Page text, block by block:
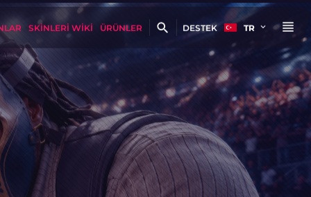
SKINLERI WIKI ÜRÜNLER DESTEK TR